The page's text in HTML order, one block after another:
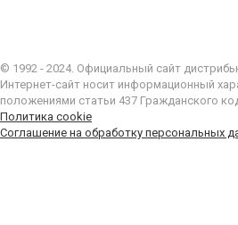
© 1992 - 2024. Официальный сайт
Интернет-сайт носит информационный
положениями статьи 437 Гражданского
Политика cookie
Соглашение на обработку персональных